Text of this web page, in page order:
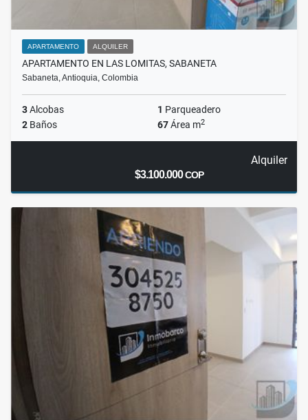
APARTAMENTO ALQUILER
APARTAMENTO EN LAS LOMITAS, SABANETA
Sabaneta, Antioquia, Colombia
3Alcobas 1 Parqueadero
2 Baños 67Área m2
Alquiler
$3.100.000COP